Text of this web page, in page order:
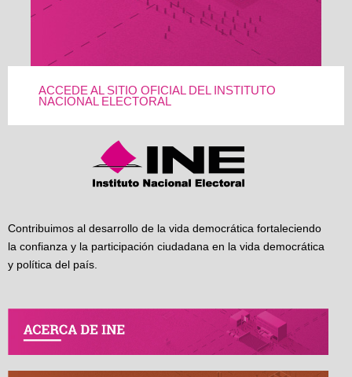
ACCEDE AL SITIO OFICIAL DEL INSTITUTO
NACIONAL ELECTORAL
Contribuimos al desarrollo de la vida democrática fortaleciendo
la confianza y la participación ciudadana en la vida democrática
y política del país.